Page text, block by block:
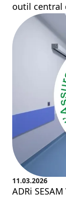
outil central
11.03.2026
ADRi